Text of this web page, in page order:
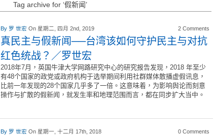
Tag archive for ‘假新闻’
By 罗 世宏 On 星期二, 四月 2nd, 2019 2 Comments
真民主与假新闻──台湾该如何守护民主与对抗
红色统战？／罗世宏
2018年7月，英国牛津大学网路研究中心的研究报告发现，2018 年至少
有48个国家的政党或政府机构于选举期间利用社群媒体散播虚假讯息，
比前一年发现的28个国家几乎多了一倍。这意味着，为影响舆论而刻意
操作与扩散的假新闻，就发生率和地理范围而言，都在同步扩大当中。
By 罗 世宏 On 星期一, 十二月 17th, 2018 0 Comments